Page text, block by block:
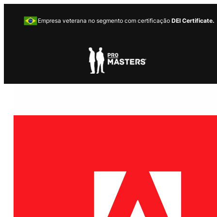
Empresa veterana no segmento com certificação DEI Certificate.